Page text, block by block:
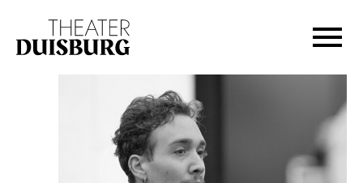
Zur Hauptnavigation springen
Zum Footer springen